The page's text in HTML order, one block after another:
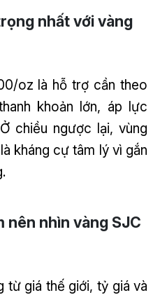
nhất với vàng
oz là hỗ trợ cần theo
khoản lớn, áp lực
chiều ngược lại, vùng
kháng cự tâm lý vì gắn
nên nhìn vàng SJC
từ giá thế giới, tỷ giá và